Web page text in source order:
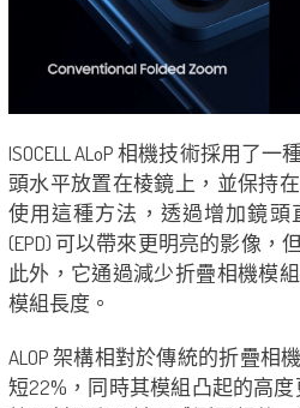
ISOCELL ALoP 相機技術採用了
頭水平放置在棱鏡上，並保持
使用這種方法，透過增加鏡
(EPD) 可以帶來更明亮的影像，
此外，它通過減少折疊相機模
模組長度。
ALOP 架構相對於傳統的折疊相
短22%，同時其模組凸起的高